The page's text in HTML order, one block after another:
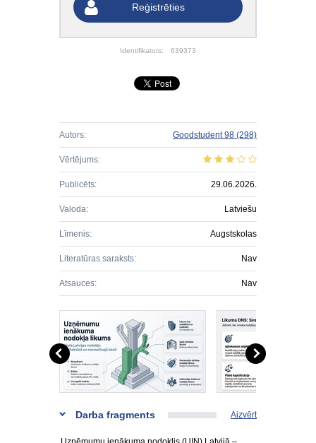
Reģistrēties
Identifikators: 639373
Autors: Goodstudent 98 (298)
Vērtējums:
Publicēts: 29.06.2026.
Valoda: Latviešu
Līmenis: Augstskolas
Literatūras saraksts: Nav
Atsauces: Nav
Darba fragments Aizvērt